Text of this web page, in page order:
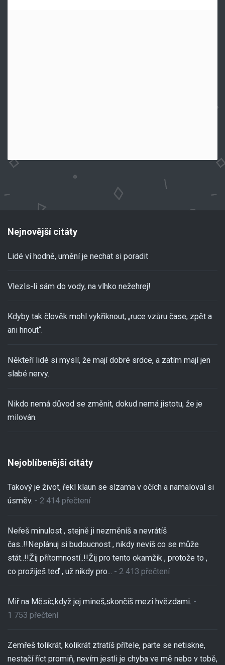
Nejnovější citáty
Lidé ví hodně, umění je nechat si poradit
Vlezls-li sám do vody, na vlhko nežehrej!
Kdyby tak člověk mohl vykřiknout, „ruce vzůru čase, zpět a
ani hnout“.
Někteří lidé si myslí, že mají dobré srdce, a zatím mají jen
slabé nervy.
Nikdo nemá důvod se změnit, dokud nemá jistotu, že je
milován.
Nejoblíbenější citáty
Takový je život, řekl klaun se slzama v očích a namaloval si
úsměv. - 2 414 přečtení
Neřeš minulost , stejně ji nezměníš a nevrátíš
čas..!!Neplánuj si budoucnost , nikdy nevíš co se může
stát..!!Žij přítomností..!!Žij pro tento okamžik , protože to ,
co prožiješ teď , už nikdy pro... - 2 413 přečtení
Miř na Měsíc,když jej mineš,skončíš mezi hvězdami. -
1 753 přečtení
Zemřeš tolikrát, kolikrát ztratíš přítele, parte se netiskne,
nestačí říct promiň, nevím jestli je chyba ve mě nebo v tobě,